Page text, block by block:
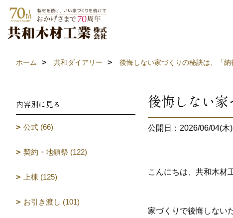
ホーム 共和ダイアリー 後悔しない家づくりの秘訣は、「
後悔しない
公開日：2026/06/04(木)
こんにちは、共和木材
家づくりで後悔しない
内容別に見る
公式 (66)
契約・地鎮祭 (122)
上棟 (125)
お引き渡し (101)